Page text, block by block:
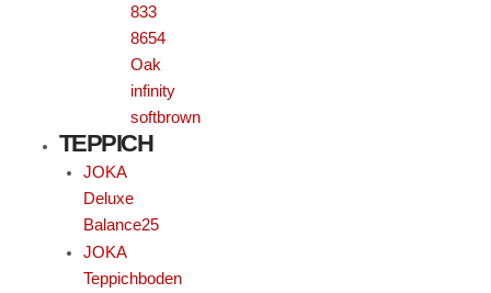
833
8654
Oak
infinity
softbrown
TEPPICH
JOKA
Deluxe
Balance25
JOKA
Teppichboden